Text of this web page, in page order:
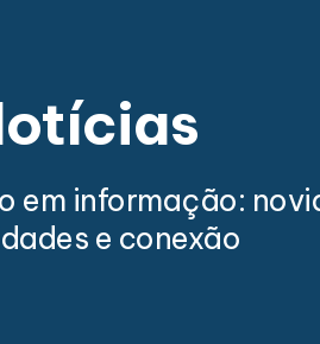
em informação:
e conexão